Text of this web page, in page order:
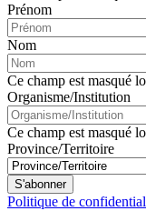
Prénom
Nom
Ce champ est masqué
Organisme/Institution
Ce champ est masqué
Province/Territoire
S'abonner
Politique de